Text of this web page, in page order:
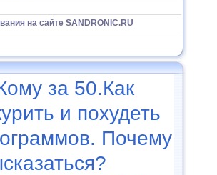
на сайте SANDRONIC.RU
за 50.Как
и похудеть
Почему